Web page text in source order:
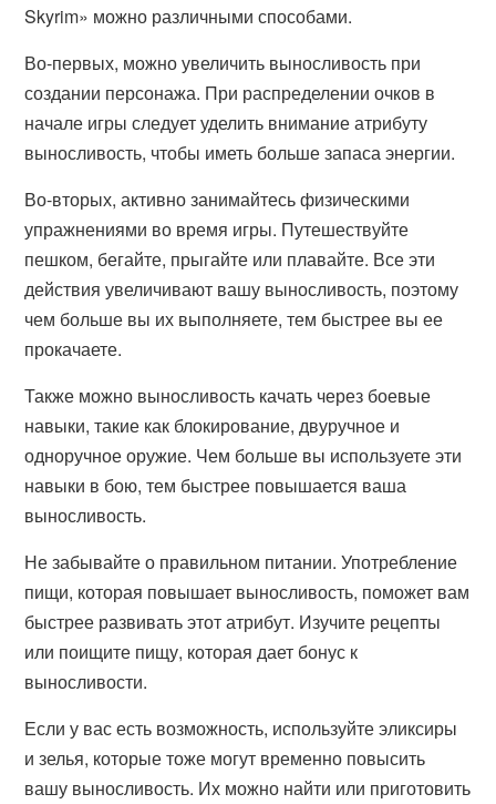
Skyrim» можно различными способами.
Во-первых, можно увеличить выносливость при
создании персонажа. При распределении очков в
начале игры следует уделить внимание атрибуту
выносливость, чтобы иметь больше запаса энергии.
Во-вторых, активно занимайтесь физическими
упражнениями во время игры. Путешествуйте
пешком, бегайте, прыгайте или плавайте. Все эти
действия увеличивают вашу выносливость, поэтому
чем больше вы их выполняете, тем быстрее вы ее
прокачаете.
Также можно выносливость качать через боевые
навыки, такие как блокирование, двуручное и
одноручное оружие. Чем больше вы используете эти
навыки в бою, тем быстрее повышается ваша
выносливость.
Не забывайте о правильном питании. Употребление
пищи, которая повышает выносливость, поможет вам
быстрее развивать этот атрибут. Изучите рецепты
или поищите пищу, которая дает бонус к
выносливости.
Если у вас есть возможность, используйте эликсиры
и зелья, которые тоже могут временно повысить
вашу выносливость. Их можно найти или приготовить